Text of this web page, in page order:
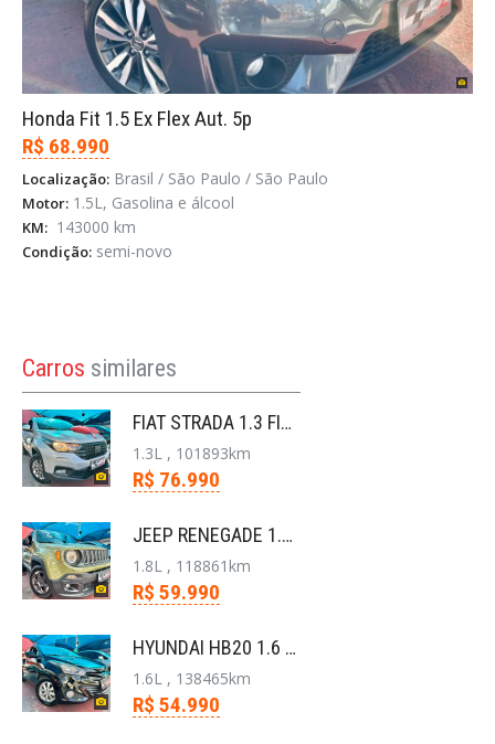
Honda Fit 1.5 Ex Flex Aut. 5p
R$ 68.990
Localização: Brasil / São Paulo / São Paulo
Motor: 1.5L, Gasolina e álcool
KM: 143000 km
Condição: semi-novo
Carros similares
FIAT STRADA 1.3 FIREFLY FLEX FREEDOM CS MANUAL
1.3L , 101893km
R$ 76.990
JEEP RENEGADE 1.8 16V FLEX SPORT 4P AUTOMÁTICO
1.8L , 118861km
R$ 59.990
HYUNDAI HB20 1.6 COMFORT PLUS 16V FLEX 4P AUTOMÁTI
1.6L , 138465km
R$ 54.990